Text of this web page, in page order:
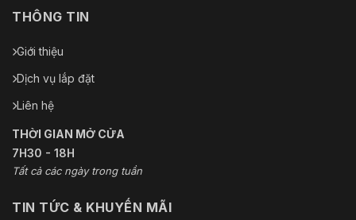
THÔNG TIN
Giới thiệu
Dịch vụ lắp đặt
Liên hệ
THỜI GIAN MỞ CỬA
7H30 - 18H
Tất cả các ngày trong tuần
TIN TỨC & KHUYẾN MÃI